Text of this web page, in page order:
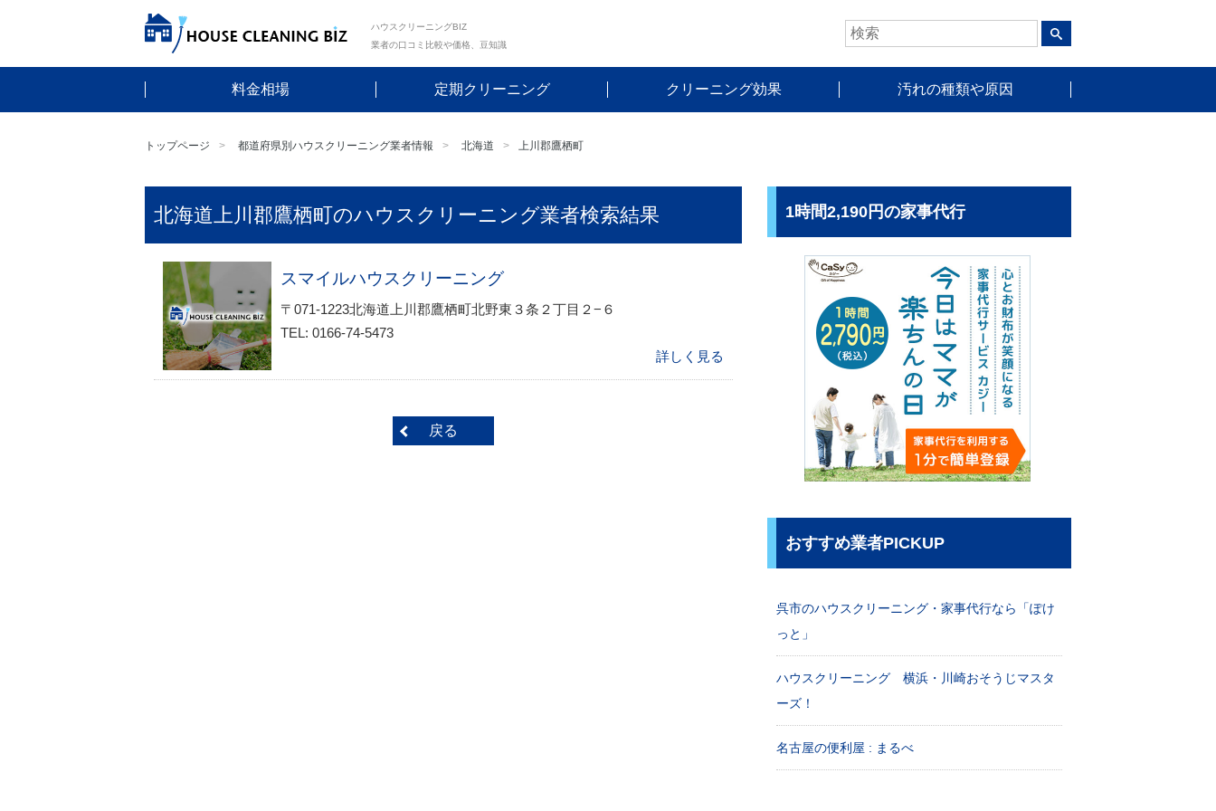
ハウスクリーニングBIZ
業者の口コミ比較や価格、豆知識
料金相場 定期クリーニング クリーニング効果 汚れの種類や原因
トップページ 都道府県別ハウスクリーニング業者情報 北海道 上川郡鷹栖町
北海道上川郡鷹栖町のハウスクリーニング業者検索結果
スマイルハウスクリーニング
〒071-1223北海道上川郡鷹栖町北野東３条２丁目２−６
TEL: 0166-74-5473
詳しく見る
戻る
1時間2,190円の家事代行
おすすめ業者PICKUP
呉市のハウスクリーニング・家事代行なら「ぽけ
っと」
ハウスクリーニング 横浜・川崎おそうじマスタ
ーズ！
名古屋の便利屋 : まるべ